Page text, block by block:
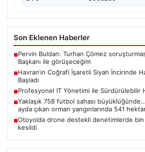
Son Eklenen Haberler
■Pervin Buldan: Turhan Çömez
Başkanı ile görüşeceğim
■Havran’ın Coğrafi İşaretli Siyah İncirinde
Başladı
■Profesyonel IT Yönetimi ile Sürdürülebilir
■Yaklaşık 758 futbol sahası
ayda çıkan orman yangınlarında 541
■Otoyolda drone destekli denetimlerde bin
kesildi